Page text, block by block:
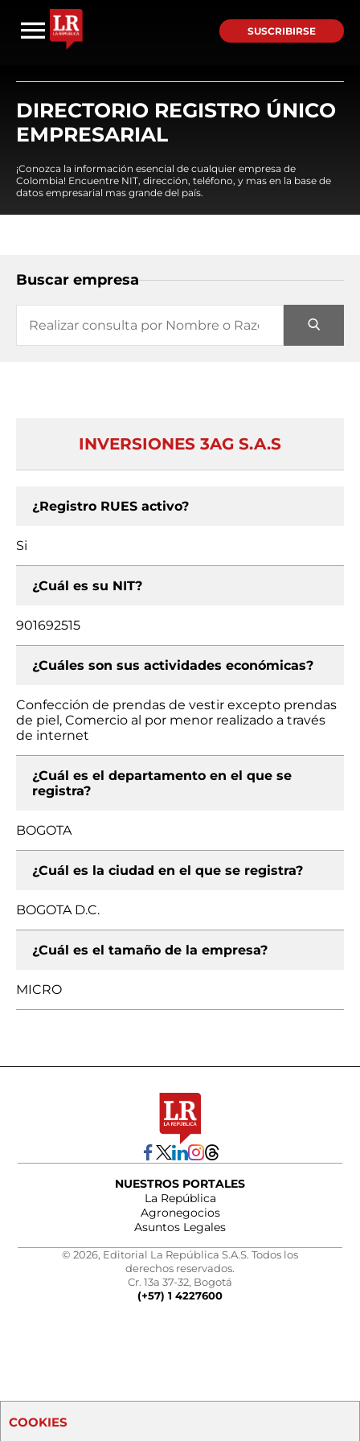
SUSCRIBIRSE
DIRECTORIO REGISTRO ÚNICO
EMPRESARIAL
¡Conozca la información esencial de cualquier empresa de
Colombia! Encuentre NIT, dirección, teléfono, y mas en la base de
datos empresarial mas grande del país.
Buscar empresa
INVERSIONES 3AG S.A.S
¿Registro RUES activo?
Si
¿Cuál es su NIT?
901692515
¿Cuáles son sus actividades económicas?
Confección de prendas de vestir excepto prendas
de piel, Comercio al por menor realizado a través
de internet
¿Cuál es el departamento en el que se
registra?
BOGOTA
¿Cuál es la ciudad en el que se registra?
BOGOTA D.C.
¿Cuál es el tamaño de la empresa?
MICRO
NUESTROS PORTALES
La República
Agronegocios
Asuntos Legales
© 2026, Editorial La República S.A.S. Todos los
derechos reservados.
Cr. 13a 37-32, Bogotá
(+57) 1 4227600
COOKIES